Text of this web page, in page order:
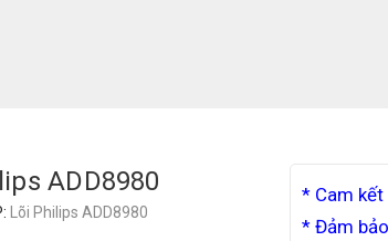
ADD8980
Lõi Philips ADD8980
* Cam
* Đảm